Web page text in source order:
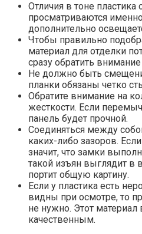
Отличия в тоне пластика
просматриваются
дополнительно
Чтобы правильно
материал для отделки
сразу обратить
Не должно быть
планки обязаны четко
Обратите внимание на
жесткости. Если
панель будет прочной.
Соединяться между
каких-либо зазоров.
значит, что замки
такой изъян выглядит в
портит общую картину.
Если у пластика есть
видны при осмотре, то
не нужно. Этот
качественным.